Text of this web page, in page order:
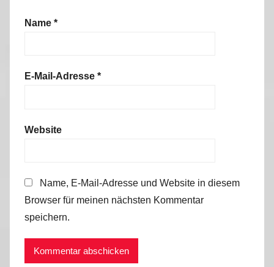
Name *
E-Mail-Adresse *
Website
Name, E-Mail-Adresse und Website in diesem
Browser für meinen nächsten Kommentar
speichern.